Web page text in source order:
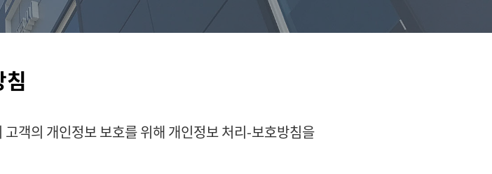
객의 개인정보 보호를 위해 개인정보 처리-보호방침을